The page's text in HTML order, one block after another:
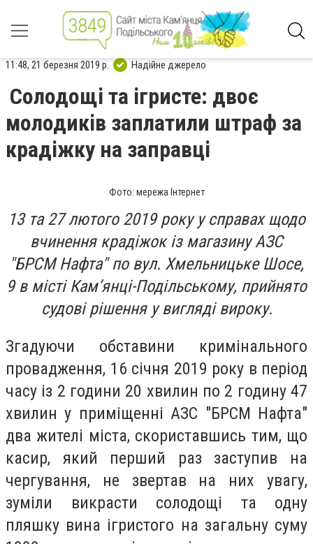
11:48, 21 березня 2019 р. Надійне джерело
Солодощі та ігристе: двоє
молодиків заплатили штраф за
крадіжку на заправці
Фото: мережа Інтернет
13 та 27 лютого 2019 року у справах щодо
вчинення крадіжок із магазину АЗС
"БРСМ Нафта" по вул. Хмельницьке Шосе,
9 в місті Кам’янці-Подільському, прийнято
судові рішення у вигляді вироку.
Згадуючи обставини кримінального
провадження, 16 січня 2019 року в період
часу із 2 години 20 хвилин по 2 годину 47
хвилин у приміщенні АЗС "БРСМ Нафта"
два жителі міста, скориставшись тим, що
касир, який перший раз заступив на
чергування, не звертав на них увагу,
зуміли викрасти солодощі та одну
пляшку вина ігристого на загальну суму